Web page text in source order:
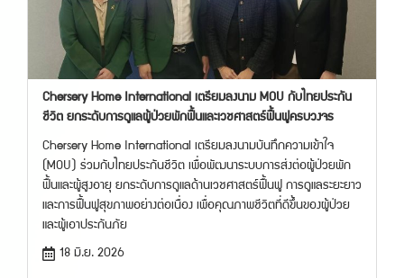
Chersery Home International เตรียมลงนาม MOU กับไทยประกัน
ชีวิต ยกระดับการดูแลผู้ป่วยพักฟื้นและเวชศาสตร์ฟื้นฟูครบวงจร
Chersery Home International เตรียมลงนามบันทึกความเข้าใจ
(MOU) ร่วมกับไทยประกันชีวิต เพื่อพัฒนาระบบการส่งต่อผู้ป่วยพัก
ฟื้นและผู้สูงอายุ ยกระดับการดูแลด้านเวชศาสตร์ฟื้นฟู การดูแลระยะยาว
และการฟื้นฟูสุขภาพอย่างต่อเนื่อง เพื่อคุณภาพชีวิตที่ดีขึ้นของผู้ป่วย
และผู้เอาประกันภัย
18 มิ.ย. 2026